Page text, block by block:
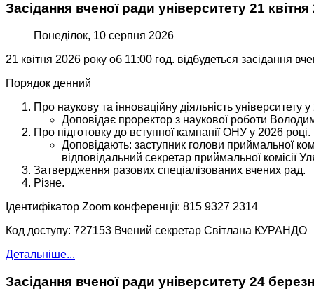
Засідання вченої ради університету 21
Понеділок, 10 серпня 2026
21 квітня 2026 року об 11:00 год. відбудеться засідання
Порядок денний
Про наукову та інноваційну діяльність університету
Доповідає проректор з наукової роботи
Про підготовку до вступної кампанії ОНУ у 2026 році.
Доповідають: заступник голови приймальної
відповідальний секретар приймальної комісії
Затвердження разових спеціалізованих вчених рад.
Різне.
Ідентифікатор Zoom конференції: 815 9327 2314
Код доступу: 727153 Вчений секретар Світлана КУРАНДО
Детальніше...
Засідання вченої ради університету 24